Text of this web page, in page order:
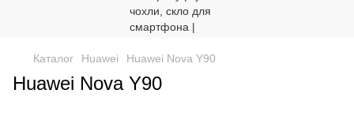
Каталог Huawei Huawei Nova Y90
Huawei Nova Y90